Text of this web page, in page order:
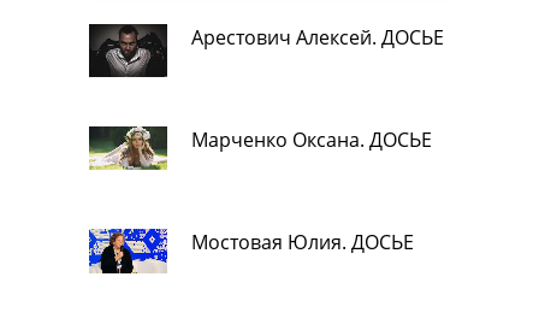
Арестович Алексей. ДОСЬЕ
Марченко Оксана. ДОСЬЕ
Мостовая Юлия. ДОСЬЕ